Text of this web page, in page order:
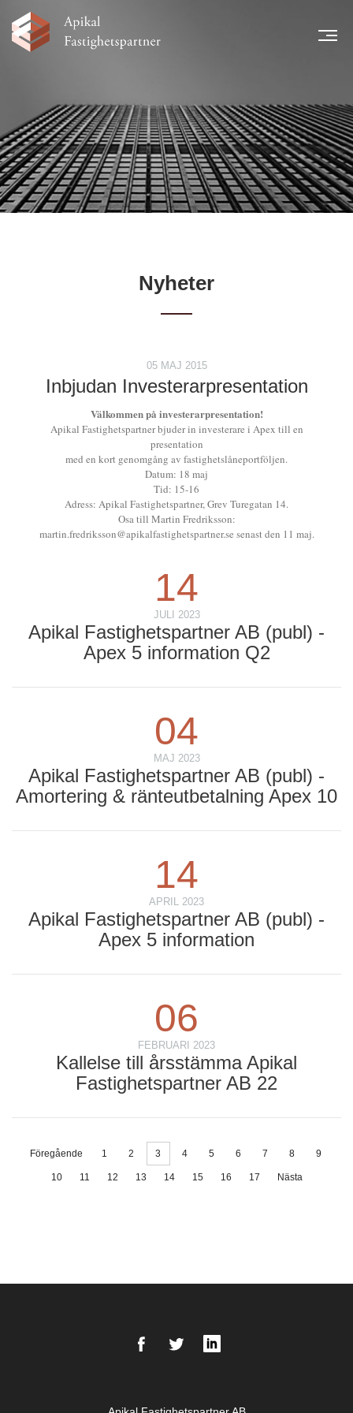
NYHETER
LÅNTAGARE
TEAM
LEGAL INFORMATION
FINANSIELL INFORMATION
Nyheter
14
JULI 2023
Apikal Fastighetspartner AB (publ) -
Apex 5 information Q2
04
MAJ 2023
Apikal Fastighetspartner AB (publ) -
Amortering & ränteutbetalning Apex 10
14
APRIL 2023
Apikal Fastighetspartner AB (publ) -
Apex 5 information
06
FEBRUARI 2023
Kallelse till årsstämma Apikal
Fastighetspartner AB 22
Föregående 1 2 3 4 5 6 7 8 9
10 11 12 13 14 15 16 17 Nästa
05 MAJ 2015
Inbjudan Investerarpresentation
Välkommen på investerarpresentation!
Apikal Fastighetspartner bjuder in investerare i Apex till en
presentation
med en kort genomgång av fastighetslåneportföljen.
Datum: 18 maj
Tid: 15-16
Adress: Apikal Fastighetspartner, Grev Turegatan 14.
Osa till Martin Fredriksson:
martin.fredriksson@apikalfastighetspartner.se senast den 11 maj.
FacebookTwitter LinkedIn